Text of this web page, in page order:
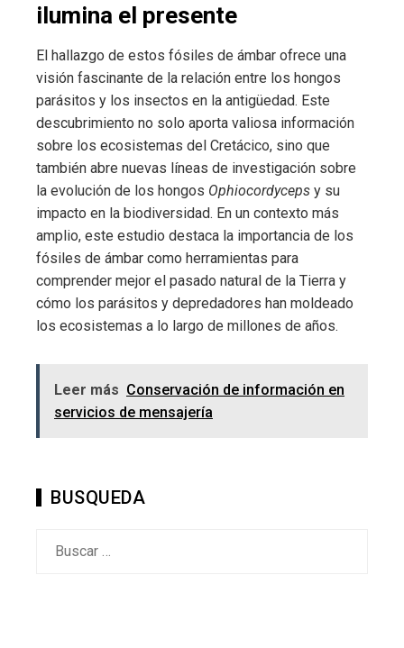
ilumina el presente
El hallazgo de estos fósiles de ámbar ofrece una
visión fascinante de la relación entre los hongos
parásitos y los insectos en la antigüedad. Este
descubrimiento no solo aporta valiosa información
sobre los ecosistemas del Cretácico, sino que
también abre nuevas líneas de investigación sobre
la evolución de los hongos Ophiocordyceps y su
impacto en la biodiversidad. En un contexto más
amplio, este estudio destaca la importancia de los
fósiles de ámbar como herramientas para
comprender mejor el pasado natural de la Tierra y
cómo los parásitos y depredadores han moldeado
los ecosistemas a lo largo de millones de años.
Leer más Conservación de información en
servicios de mensajería
BUSQUEDA